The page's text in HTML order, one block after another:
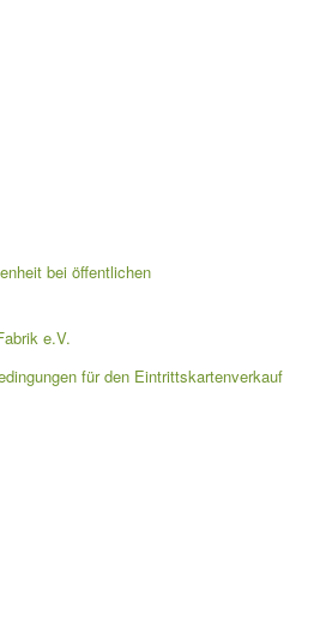
bei öffentlichen
e.V.
für den Eintrittskartenverkauf